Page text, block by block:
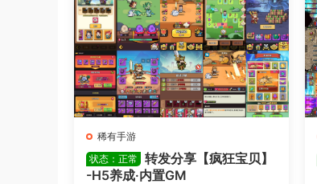
稀有手游
状态：正常
转发分享【疯狂宝贝】
-H5养成·内置GM